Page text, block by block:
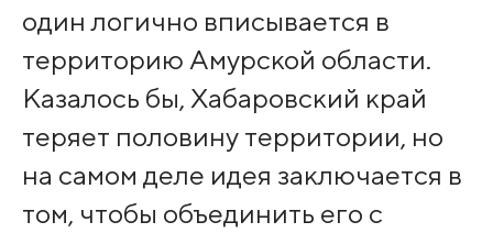
один логично вписывается в
территорию Амурской области.
Казалось бы, Хабаровский край
теряет половину территории, но
на самом деле идея заключается в
том, чтобы объединить его с